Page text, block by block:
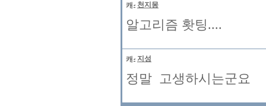
천지몽
알고리즘 홧팅....
지성
정말 고생하시는군요